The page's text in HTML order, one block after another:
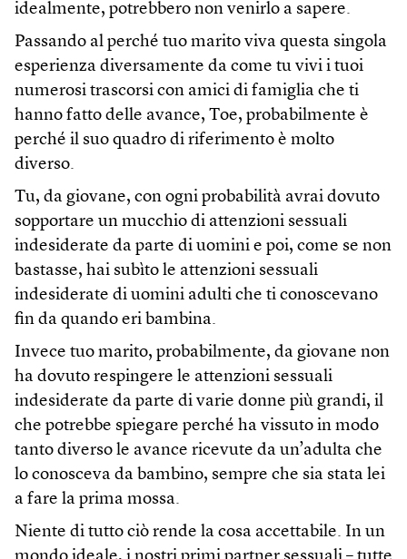
idealmente, potrebbero non venirlo a sapere.
Passando al perché tuo marito viva questa singola
esperienza diversamente da come tu vivi i tuoi
numerosi trascorsi con amici di famiglia che ti
hanno fatto delle avance, Toe, probabilmente è
perché il suo quadro di riferimento è molto
diverso.
Tu, da giovane, con ogni probabilità avrai dovuto
sopportare un mucchio di attenzioni sessuali
indesiderate da parte di uomini e poi, come se non
bastasse, hai subìto le attenzioni sessuali
indesiderate di uomini adulti che ti conoscevano
fin da quando eri bambina.
Invece tuo marito, probabilmente, da giovane non
ha dovuto respingere le attenzioni sessuali
indesiderate da parte di varie donne più grandi, il
che potrebbe spiegare perché ha vissuto in modo
tanto diverso le avance ricevute da un’adulta che
lo conosceva da bambino, sempre che sia stata lei
a fare la prima mossa.
Niente di tutto ciò rende la cosa accettabile. In un